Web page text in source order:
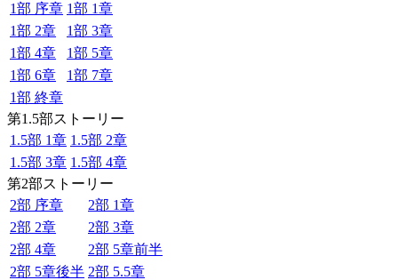
1部 序章 1部 1章
1部 2章
1部 3章
1部 4章
1部 5章
1部 6章
1部 7章
1部 終章
第1.5部ストーリー
1.5部 1章 1.5部 2章
1.5部 3章 1.5部 4章
第2部ストーリー
2部 序章
2部 1章
2部 2章
2部 3章
2部 4章
2部 5章前半
2部 5章後半 2部 5.5章